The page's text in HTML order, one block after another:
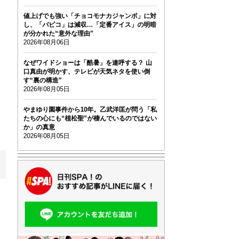
値上げでも強い「チョコモナカジャンボ」に対
し、「パピコ」は減収…「定番アイス」の明暗
が分かれた“意外な理由”
2026年08月06日
なぜワイドショーは「酷暑」を連呼する？ 山
口真由が明かす、テレビが天気ネタを使い倒
す“裏の構造”
2026年08月05日
やまゆり園事件から10年。乙武洋匡が問う「私
たちの心にも“植松聖”が棲んでいるのではない
か」の真意
2026年08月05日